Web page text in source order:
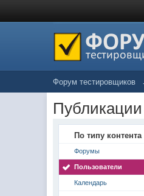
Форум тестировщиков
По типу контента
Форумы
Пользователи
Календарь